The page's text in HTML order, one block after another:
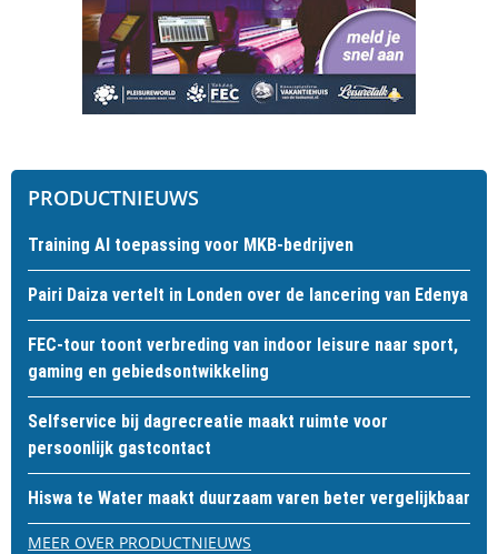
PRODUCTNIEUWS
Training AI toepassing voor MKB-bedrijven
Pairi Daiza vertelt in Londen over de lancering van Edenya
FEC-tour toont verbreding van indoor leisure naar sport,
gaming en gebiedsontwikkeling
Selfservice bij dagrecreatie maakt ruimte voor
persoonlijk gastcontact
Hiswa te Water maakt duurzaam varen beter vergelijkbaar
MEER OVER PRODUCTNIEUWS